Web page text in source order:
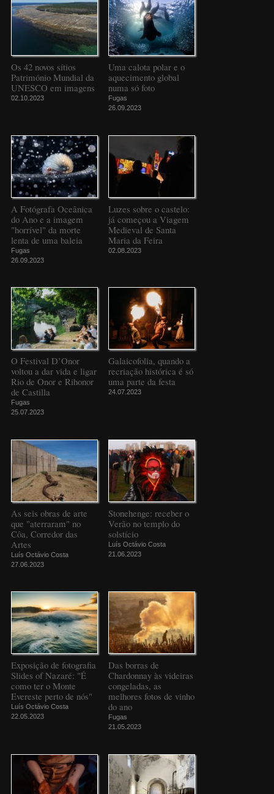
Os 42 novos sítios
Património Mundial da
UNESCO em imagens
02.10.2023
Uma calota polar e o
aquecimento global
numa só foto
Fugas
26.09.2023
A Fotógrafa Oceânica
do Ano e a imagem
"horrível" da morte
lenta de uma baleia
Fugas
26.09.2023
Luzes sobre o castelo:
já começou a Viagem
Medieval de Santa
Maria da Feira
02.08.2023
O Festival D’Onor
voltou a dar vida e ligar
Rio de Onor e Rihonor
de Castilla
Fugas
25.07.2023
Galaicofolia, quando a
recriação histórica é só
uma parte da festa
24.07.2023
As seis obras de arte
que "aterraram" no
Côa, Corredor das
Artes
Luís Octávio Costa
27.06.2023
Stonehenge: receber o
Verão no templo do
solstício
Luís Octávio Costa
21.06.2023
Exposição de fotografia
Slides of Nazaré: "É
como ter o Monte
Evereste perto de nós"
Luís Octávio Costa
22.05.2023
Das borras de
Chardonnay às videiras
congeladas, as
melhores fotos de vinho
do ano
Fugas
21.05.2023